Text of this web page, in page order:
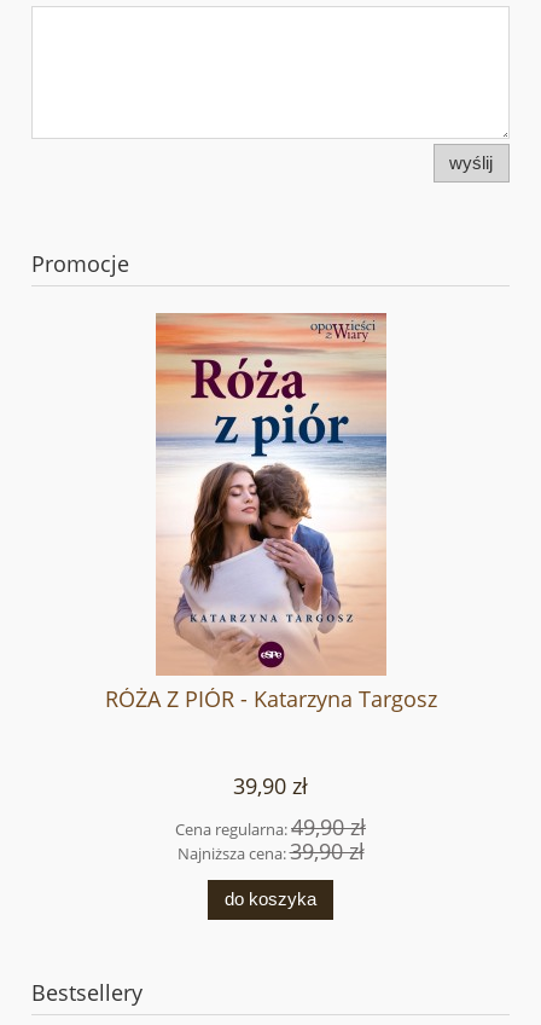
wyślij
Promocje
RÓŻA Z PIÓR - Katarzyna Targosz
39,90 zł
Cena regularna:49,90 zł
Najniższa cena:39,90 zł
do koszyka
Bestsellery